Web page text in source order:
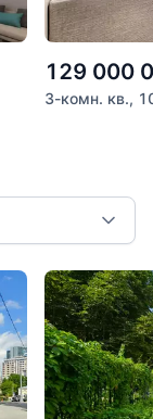
129 000
3-комн. кв.,